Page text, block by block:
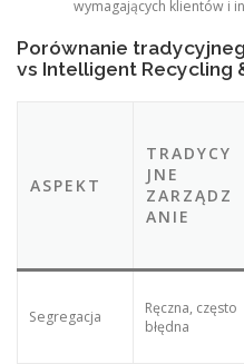
wymagających klientów i
Porównanie
vs Intelligent Recycling
ASPEKT
TRADYCY
JNE
ZARZĄDZ
ANIE
Segregacja
Ręczna, często
błędna